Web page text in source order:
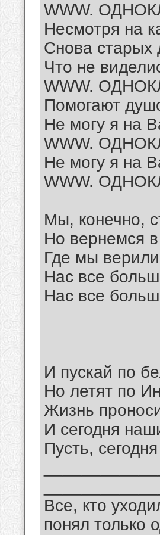
WWW.
Несмотря на
Снова старых
Что не
WWW.
Помогают
Не могу я на
WWW.
Не могу я на
WWW.
Мы, конечно,
Но вернемся
Где мы
Нас все
Нас все
И пускай по
Но летят по
Жизнь
И сегодня
Пусть,
Все, кто
понял только